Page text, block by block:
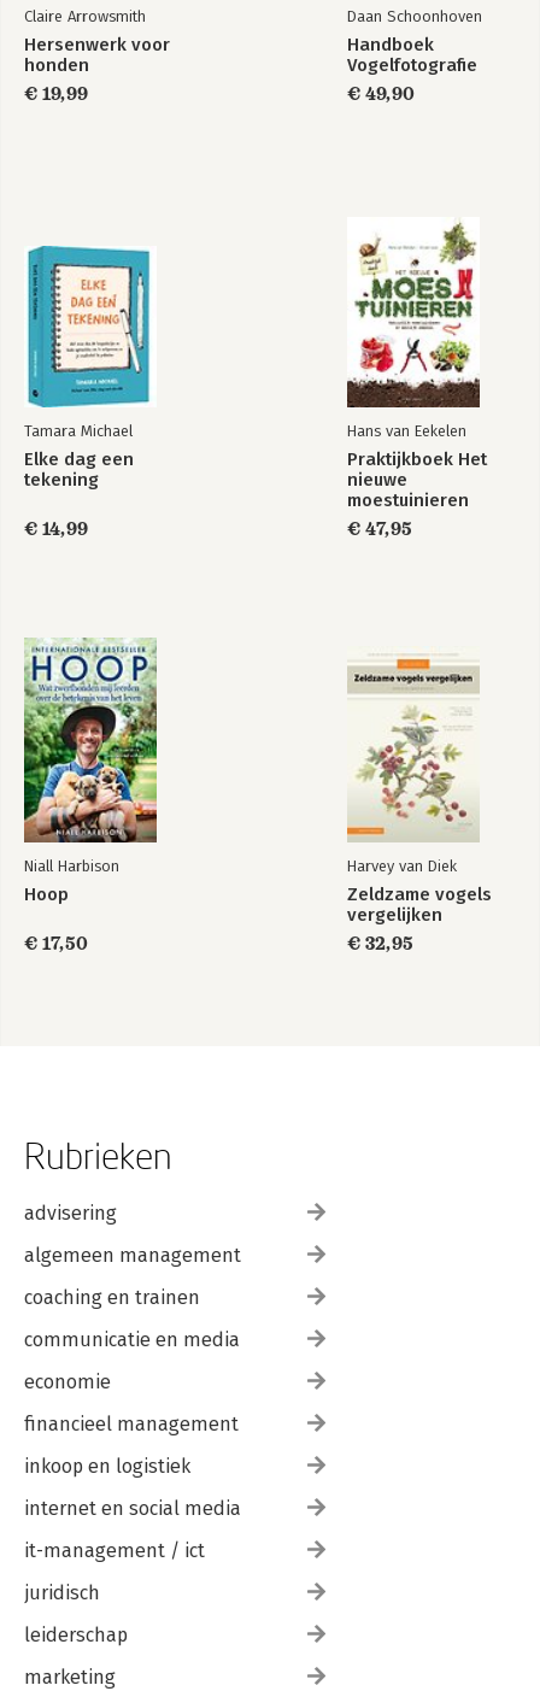
Claire Arrowsmith
Hersenwerk voor
honden
€ 19,99
Daan Schoonhoven
Handboek
Vogelfotografie
€ 49,90
Tamara Michael
Elke dag een
tekening
€ 14,99
Hans van Eekelen
Praktijkboek Het
nieuwe
moestuinieren
€ 47,95
Niall Harbison
Hoop
€ 17,50
Harvey van Diek
Zeldzame vogels
vergelijken
€ 32,95
Rubrieken
advisering
algemeen management
coaching en trainen
communicatie en media
economie
financieel management
inkoop en logistiek
internet en social media
it-management / ict
juridisch
leiderschap
marketing